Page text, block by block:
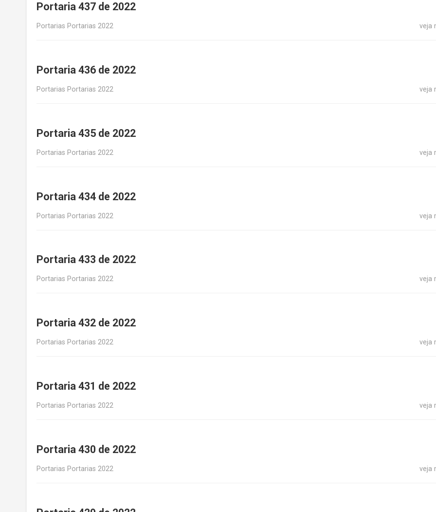
Portaria 437 de 2022
Portarias Portarias 2022 veja
Portaria 436 de 2022
Portarias Portarias 2022 veja
Portaria 435 de 2022
Portarias Portarias 2022 veja
Portaria 434 de 2022
Portarias Portarias 2022 veja
Portaria 433 de 2022
Portarias Portarias 2022 veja
Portaria 432 de 2022
Portarias Portarias 2022 veja
Portaria 431 de 2022
Portarias Portarias 2022 veja
Portaria 430 de 2022
Portarias Portarias 2022 veja